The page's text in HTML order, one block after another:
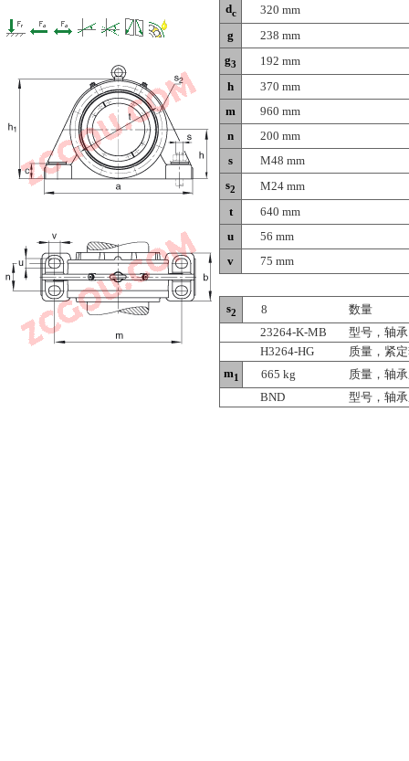
dc
320 mm
g
238 mm
g3
192 mm
h
370 mm
m
960 mm
n
200 mm
s
M48 mm
s2
M24 mm
t
640 mm
u
56 mm
v
75 mm
s2 8
数量
23264-K-MB
型号，轴承
H3264-HG
质量，紧
m1 665 kg
质量，轴
BND
型号，轴